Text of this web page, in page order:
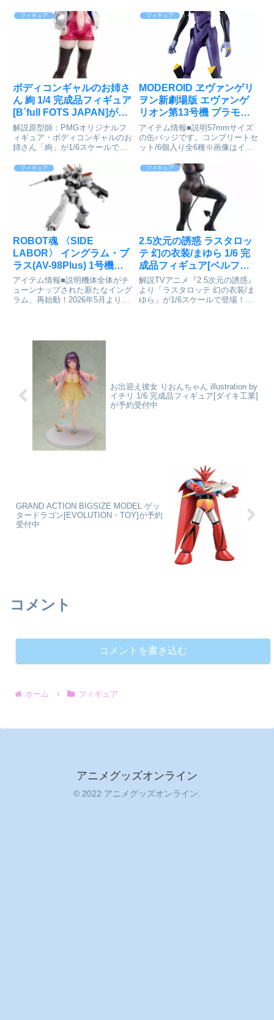
おなじみのネコ型配膳ロボット
「ベラボット」。プラモデルより
もさらにお手軽に「ベラボット」
の魅力を楽しめる、組み立て済
のニケ「紅蓮」が1/7スケールフ
ィギュアで登場です。肩幅より大
きな角笠でも隠しきれない、おち
ゃめな笑顔が魅力的です。特徴
フィギュア
ボディコンギャルのお姉さ
ん 絢 1/4 完成品フィギュア
[B´full FOTS JAPAN]が予
約受付中
解説原型師：PMGオリジナルフ
ィギュア・ボディコンギャルのお
姉さん「絢」が1/6スケールで登
クの光沢ボディコンに、だぼっと
羽織ったブルゾン。サイハイブー
ツで挑発的にキメた姿は圧巻の存
在感を放ちます。ぺろっと舌を...
フィギュア
MODEROID ヱヴァンゲリ
ヲン新劇場版 エヴァンゲ
リオン第13号機 プラモデ
ル[グッドスマイルカンパ
ニー]が予約受付開始
アイテム情報■説明57mmサイズ
の缶バッジです。コンプリートセ
ット/6個入り全6種※画像はイメ
場合が御座います。『ヱヴァンゲ
リヲン新劇場版』MODEROID エ
ヴァンゲリオン第13号機© カラ
ーAnime St...
フィギュア
ROBOT魂 〈SIDE
LABOR〉 イングラム・プ
ラス(AV-98Plus) 1号機
『機動警察パトレイバー
EZY』[BANDAI SPIRITS]
が予約受付中
アイテム情報■説明機体全体がチ
ューンナップされた新たなイング
ラム、再始動！2026年5月より、
98Plus）1号機」がROBOT魂に
フィギュア
2.5次元の誘惑 ラスタロッ
テ 幻の衣装/まゆら 1/6 完
成品フィギュア[ベルファ
イン]が予約受付開始
解説TVアニメ『2.5次元の誘惑』
より「ラスタロッテ 幻の衣装/ま
ゆら」が1/6スケールで登場！コ
お出迎え彼女 りおんちゃん illustration by
イチリ 1/6 完成品フィギュア[ダイキ工業]
が予約受付中
GRAND ACTION BIGSIZE MODEL ゲッ
タードラゴン[EVOLUTION・TOY]が予約
受付中
コメント
コメントを書き込む
ホーム フィギュア
アニメグッズオンライン
© 2022 アニメグッズオンライン.